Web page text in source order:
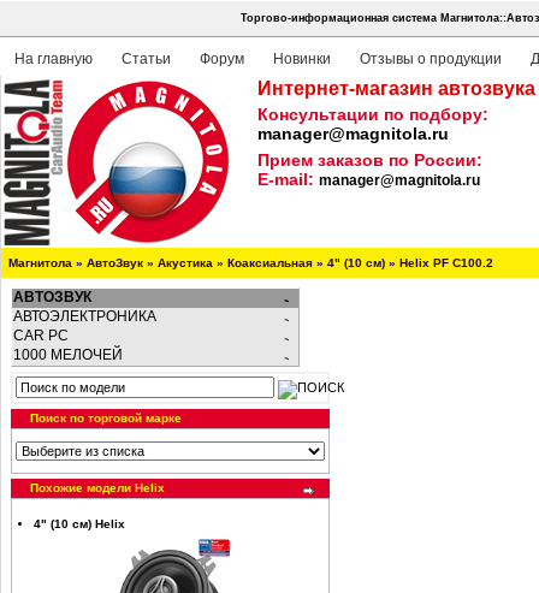
Торгово-информационная система
На главную Статьи Форум Новинки Отзывы о продукции
Интернет-магазин
Консультации по подбору:
manager@magnitola.ru
Прием заказов по России:
E-mail: manager@magnitola.ru
Магнитола » АвтоЗвук » Акустика » Коаксиальная » 4" (10 см) » Helix PF C100.2
АВТОЗВУК
АВТОЭЛЕКТРОНИКА
CAR PC
1000 МЕЛОЧЕЙ
Поиск по торговой марке
Похожие модели Helix
4" (10 см) Helix